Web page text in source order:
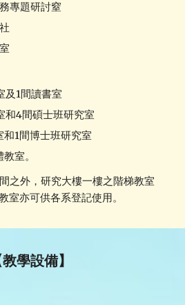
專題研討窒
及1間讀書室
和4間碩士班研究室
和1間博士班研究室
室。
之外，研究大樓一樓之階梯教室
室亦可供各系登記使用。
教學設備】